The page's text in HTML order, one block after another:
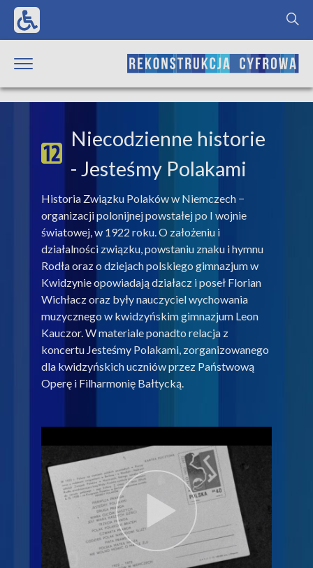
Niecodzienne historie
- Jesteśmy Polakami
Historia Związku Polaków w Niemczech −
organizacji polonijnej powstałej po I wojnie
światowej, w 1922 roku. O założeniu i
działalności związku, powstaniu znaku i hymnu
Rodła oraz o dziejach polskiego gimnazjum w
Kwidzynie opowiadają działacz i poseł Florian
Wichłacz oraz były nauczyciel wychowania
muzycznego w kwidzyńskim gimnazjum Leon
Kauczor. W materiale ponadto relacja z
koncertu Jesteśmy Polakami, zorganizowanego
dla kwidzyńskich uczniów przez Państwową
Operę i Filharmonię Bałtycką.